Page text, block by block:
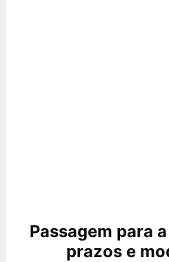
Passagem para
prazos e